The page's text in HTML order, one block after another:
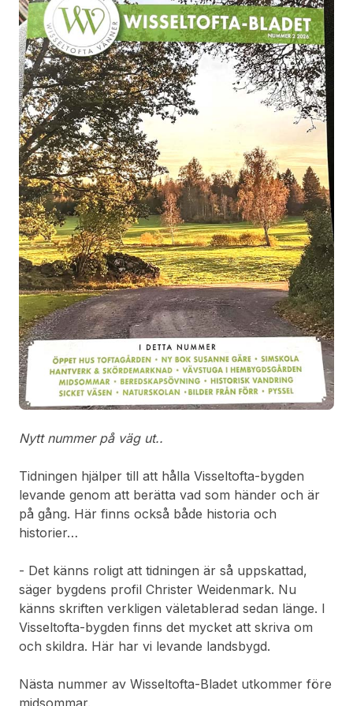
Nytt nummer på väg ut..
Tidningen hjälper till att hålla Visseltofta-bygden
levande genom att berätta vad som händer och är
på gång. Här finns också både historia och
historier…
- Det känns roligt att tidningen är så uppskattad,
säger bygdens profil Christer Weidenmark. Nu
känns skriften verkligen väletablerad sedan länge. I
Visseltofta-bygden finns det mycket att skriva om
och skildra. Här har vi levande landsbygd.
Nästa nummer av Wisseltofta-Bladet utkommer före
midsommar.